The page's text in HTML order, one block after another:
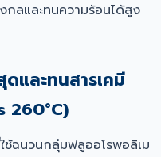
กลและทนความร้อนได้สูง
และทนสารเคมี
260°C)
ช้ฉนวนกลุ่มฟลูออโรพอลิเม